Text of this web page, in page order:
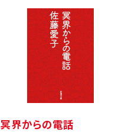
冥界からの電話